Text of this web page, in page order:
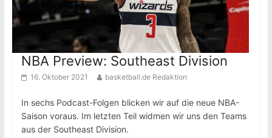
NBA Preview: Southeast Division
16. Oktober 2021 basketball.de Redaktion
In sechs Podcast-Folgen blicken wir auf die neue NBA-
Saison voraus. Im letzten Teil widmen wir uns den Teams
aus der Southeast Division.